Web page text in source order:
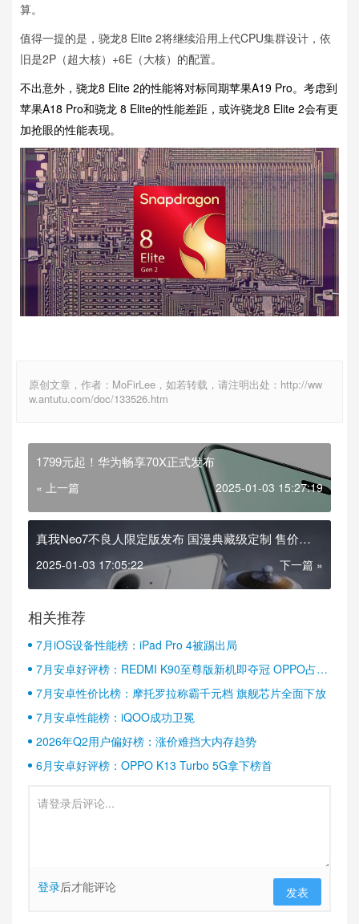
算。
值得一提的是，骁龙8 Elite 2将继续沿用上代CPU集群设计，依
旧是2P（超大核）+6E（大核）的配置。
不出意外，骁龙8 Elite 2的性能将对标同期苹果A19 Pro。考虑到
苹果A18 Pro和骁龙 8 Elite的性能差距，或许骁龙8 Elite 2会有更
加抢眼的性能表现。
原创文章，作者：MoFirLee，如若转载，请注明出处：http://ww
w.antutu.com/doc/133526.htm
1799元起！华为畅享70X正式发布
« 上一篇 2025-01-03 15:27:19
真我Neo7不良人限定版发布 国漫典藏级定制 售价
2025-01-03 17:05:22 下一篇 »
相关推荐
7月iOS设备性能榜：iPad Pro 4被踢出局
7月安卓好评榜：REDMI K90至尊版新机即夺冠 OPPO占据
半壁江山
7月安卓性价比榜：摩托罗拉称霸千元档 旗舰芯片全面下放
7月安卓性能榜：iQOO成功卫冕
2026年Q2用户偏好榜：涨价难挡大内存趋势
6月安卓好评榜：OPPO K13 Turbo 5G拿下榜首
登录后才能评论 发表